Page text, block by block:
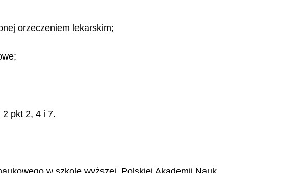
orzeczeniem lekarskim;
2 pkt 2, 4 i 7.